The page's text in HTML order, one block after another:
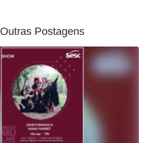
Outras Postagens